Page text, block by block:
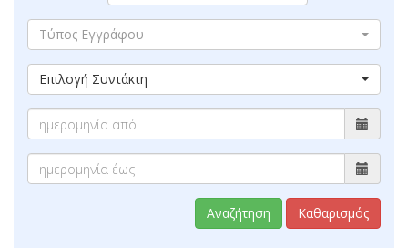
Τύπος Εγγράφου
Επιλογή Συντάκτη
Αναζήτηση Καθαρισμός